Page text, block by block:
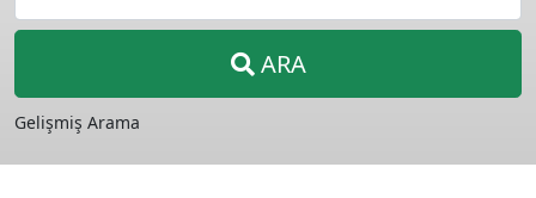
ARA
Gelişmiş Arama